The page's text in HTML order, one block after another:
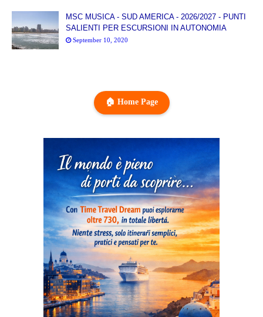
MSC MUSICA - SUD AMERICA - 2026/2027 - PUNTI
SALIENTI PER ESCURSIONI IN AUTONOMIA
September 10, 2020
🏠 Home Page